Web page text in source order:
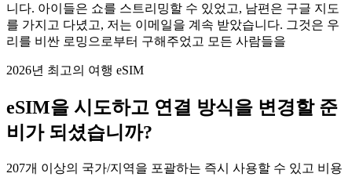
니다. 아이들은 쇼를 스트리밍할 수 있었고, 남편은 구글 지도
를 가지고 다녔고, 저는 이메일을 계속 받았습니다. 그것은 우
리를 비싼 로밍으로부터 구해주었고 모든 사람들을
2026년 최고의 여행 eSIM
eSIM을 시도하고 연결 방식을 변경할 준
비가 되셨습니까?
207개 이상의 국가/지역을 포괄하는 즉시 사용할 수 있고 비용